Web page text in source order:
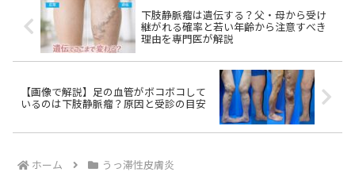
下肢静脈瘤は遺伝する？父・母から受け
継がれる確率と若い年齢から注意すべき
理由を専門医が解説
【画像で解説】足の血管がボコボコして
いるのは下肢静脈瘤？原因と受診の目安
ホーム うっ滞性皮膚炎